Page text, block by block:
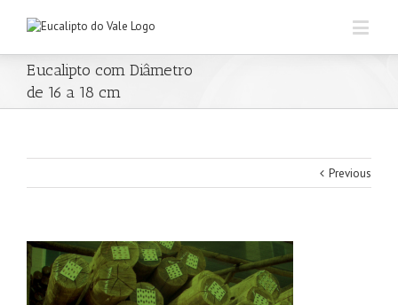
Eucalipto com Diâmetro
de 16 a 18 cm
Previous